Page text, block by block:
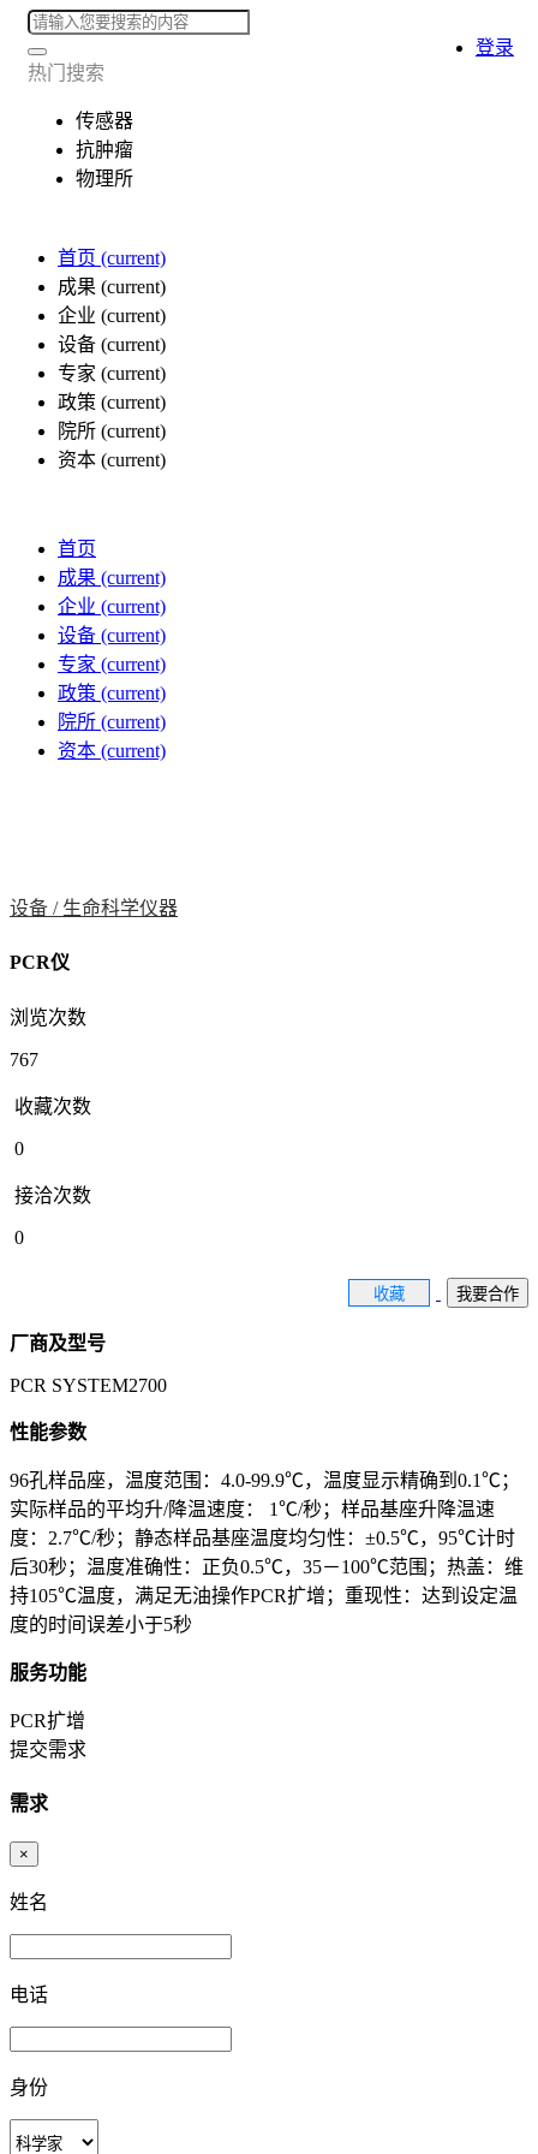
热门搜索
传感器
抗肿瘤
物理所
首页 (current)
成果 (current)
企业 (current)
设备 (current)
专家 (current)
政策 (current)
院所 (current)
资本 (current)
登录
首页
成果 (current)
企业 (current)
设备 (current)
专家 (current)
政策 (current)
院所 (current)
资本 (current)
设备 / 生命科学仪器
PCR仪
浏览次数
767
收藏次数
0
接洽次数
0
收藏 我要合作
厂商及型号
PCR SYSTEM2700
性能参数
96孔样品座，温度范围：4.0-99.9℃，温度显示精确到0.1℃；
实际样品的平均升/降温速度： 1℃/秒；样品基座升降温速
度：2.7℃/秒；静态样品基座温度均匀性：±0.5℃，95℃计时
后30秒；温度准确性：正负0.5℃，35－100℃范围；热盖：维
持105℃温度，满足无油操作PCR扩增；重现性：达到设定温
度的时间误差小于5秒
服务功能
PCR扩增
提交需求
需求
×
姓名
电话
身份